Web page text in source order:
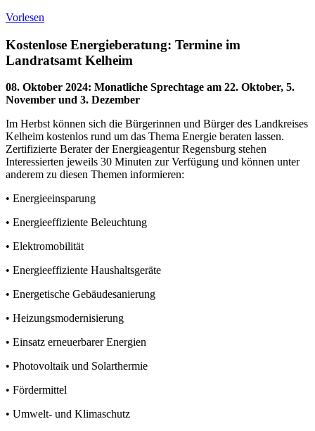
Vorlesen
Kostenlose Energieberatung: Termine im
Landratsamt Kelheim
08. Oktober 2024: Monatliche Sprechtage am 22. Oktober, 5.
November und 3. Dezember
Im Herbst können sich die Bürgerinnen und Bürger des Landkreises
Kelheim kostenlos rund um das Thema Energie beraten lassen.
Zertifizierte Berater der Energieagentur Regensburg stehen
Interessierten jeweils 30 Minuten zur Verfügung und können unter
anderem zu diesen Themen informieren:
• Energieeinsparung
• Energieeffiziente Beleuchtung
• Elektromobilität
• Energieeffiziente Haushaltsgeräte
• Energetische Gebäudesanierung
• Heizungsmodernisierung
• Einsatz erneuerbarer Energien
• Photovoltaik und Solarthermie
• Fördermittel
• Umwelt- und Klimaschutz